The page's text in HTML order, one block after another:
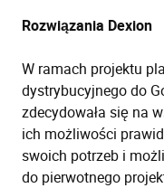
Rozwiązania Dexion
W ramach projektu
dystrybucyjnego do
zdecydowała się na
ich możliwości
swoich potrzeb i
do pierwotnego